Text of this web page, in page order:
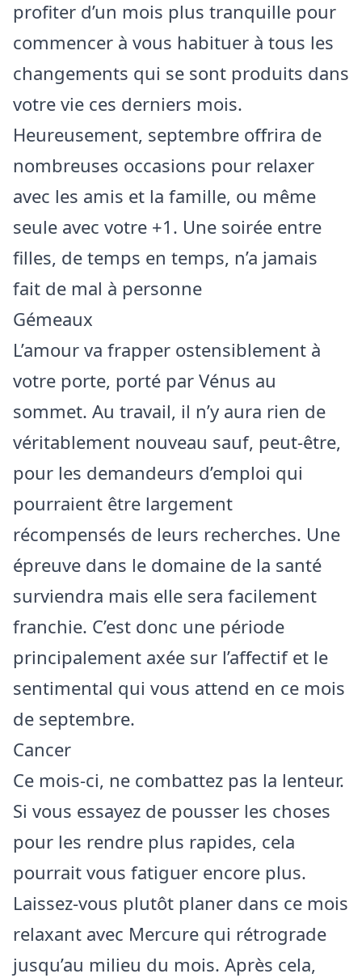
profiter d’un mois plus tranquille pour
commencer à vous habituer à tous les
changements qui se sont produits dans
votre vie ces derniers mois.
Heureusement, septembre offrira de
nombreuses occasions pour relaxer
avec les amis et la famille, ou même
seule avec votre +1. Une soirée entre
filles, de temps en temps, n’a jamais
fait de mal à personne
Gémeaux
L’amour va frapper ostensiblement à
votre porte, porté par Vénus au
sommet. Au travail, il n’y aura rien de
véritablement nouveau sauf, peut-être,
pour les demandeurs d’emploi qui
pourraient être largement
récompensés de leurs recherches. Une
épreuve dans le domaine de la santé
surviendra mais elle sera facilement
franchie. C’est donc une période
principalement axée sur l’affectif et le
sentimental qui vous attend en ce mois
de septembre.
Cancer
Ce mois-ci, ne combattez pas la lenteur.
Si vous essayez de pousser les choses
pour les rendre plus rapides, cela
pourrait vous fatiguer encore plus.
Laissez-vous plutôt planer dans ce mois
relaxant avec Mercure qui rétrograde
jusqu’au milieu du mois. Après cela,